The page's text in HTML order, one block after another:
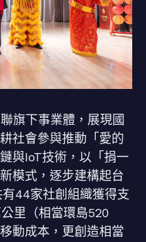
旗下事業體，展現國
社會參與推動「愛的
與IoT技術，以「捐一
模式，逐步建構起台
44家社創組織獲得支
里（相當環島520
動成本，更創造相當